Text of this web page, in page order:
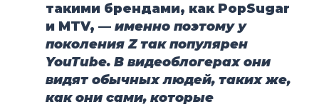
такими брендами, как PopSugar
и MTV, —именно поэтому у
поколения Z так популярен
YouTube. В видеоблогерах они
видят обычных людей, таких же,
как они сами, которые